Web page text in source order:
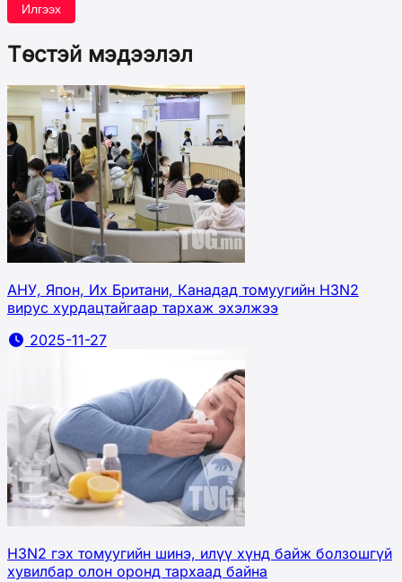
Илгээх
Төстэй мэдээлэл
АНУ, Япон, Их Британи, Канадад томуугийн H3N2
вирус хурдацтайгаар тархаж эхэлжээ
2025-11-27
H3N2 гэх томуугийн шинэ, илүү хүнд байж болзошгүй
хувилбар олон оронд тархаад байна